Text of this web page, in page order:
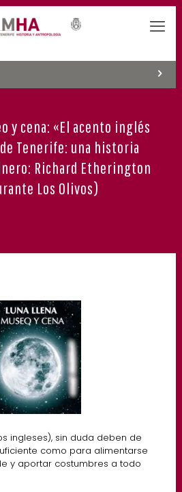
y cena: «El acento inglés
Tenerife: una historia
Richard Etherington
Los Olivos)
ingleses), sin duda deben de
como para alimentarse
y aportar costumbres a todo